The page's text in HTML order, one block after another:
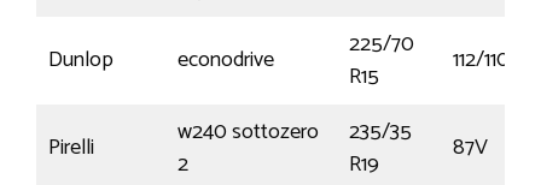
Dunlop econodrive
225/70
R15
112/110S
Pirelli
w240 sottozero
2
235/35
R19
87V